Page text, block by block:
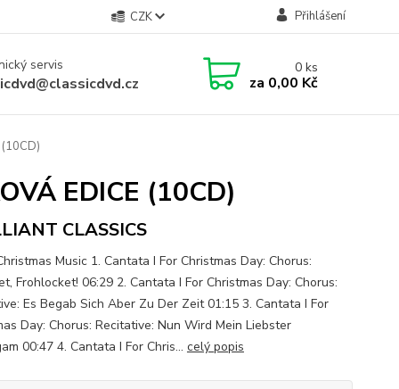
CZK Přihlášení
servis 0ks
za 0,00 Kč
EDICE (10CD)
CLASSICS
Music 1. Cantata I For Christmas Day: Chorus:
Frohlocket! 06:29 2. Cantata I For Christmas Day: Chorus:
Es Begab Sich Aber Zu Der Zeit 01:15 3. Cantata I For
Day: Chorus: Recitative: Nun Wird Mein Liebster
00:47 4. Cantata I For Chris... celý popis